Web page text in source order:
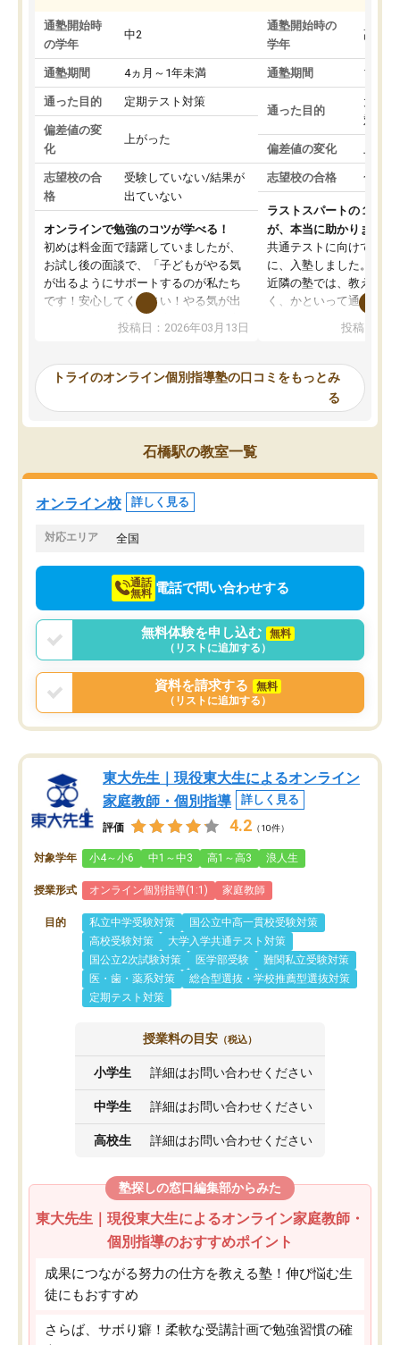
通塾開始時
の学年
中2
通塾期間 4ヵ月～1年未満
通った目的 定期テスト対策
偏差値の変
化
上がった
志望校の合
格
受験していない/結果が
出ていない
オンラインで勉強のコツが学べる！
初めは料金面で躊躇していましたが、
お試し後の面談で、「子どもがやる気
が出るようにサポートするのが私たち
です！安心してください！やる気が出
ないのは私たち講師の責任です」と言
ってくださり、確かに！と考えて、思
ったんですが、学生の先生から学ぶこ
み、徐々に成績が上がったらいいなと
思っていました。何が今足りないのか
を的確に指導いただき、子どももびっ
くりするほど楽しんでやる気を持って
塾を受けています。狙い通り、少しず
つ成績も上がり、苦手意識も無くなっ
てきたので、さらに苦手な数学も追加
でお願いしました。来年の高校受験に
投稿日：2026年03月13日
通塾開始時の
学年
高3
通塾期間 1～3
通った目的
大学
対策
偏差値の変化
志望校の合格 合格
ラストスパートの１か月
が、本当に助かりました
共通テストに向けての追
に、入塾しました。田舎
近隣の塾では、教えても
く、かといって通うには
可能なので本当に助か
らないところをピンポイ
頂いて、とてもわかり
していました。一生を
スト、多少お金がかかっ
投稿日：
トライのオンライン個別指導塾の口コミをもっとみ
る
石橋駅の教室一覧
オンライン校 詳しく見る
対応エリア 全国
通話
無料 電話で問い合わせする
無料体験を申し込む
無料
（リストに追加する）
資料を請求する
無料
（リストに追加する）
東大先生｜現役東大生によるオンライン
家庭教師・個別指導
詳しく見る
評価 4.2 （10件）
対象学年 小4～小6 中1～中3 高1～高3 浪人生
授業形式 オンライン個別指導(1:1) 家庭教師
目的 私立中学受験対策
国公立中高一貫校受験対策
高校受験対策
大学入学共通テスト対策
国公立2次試験対策
医学部受験
難関私立受験対策
医・歯・薬系対策
総合型選抜・学校推薦型選抜対策
定期テスト対策
授業料の目安 （税込）
小学生 詳細はお問い合わせください
中学生 詳細はお問い合わせください
高校生 詳細はお問い合わせください
塾探しの窓口編集部からみた
東大先生｜現役東大生によるオンライン家庭教師・
個別指導のおすすめポイント
成果につながる努力の仕方を教える塾！伸び悩む生
徒にもおすすめ
さらば、サボり癖！柔軟な受講計画で勉強習慣の確